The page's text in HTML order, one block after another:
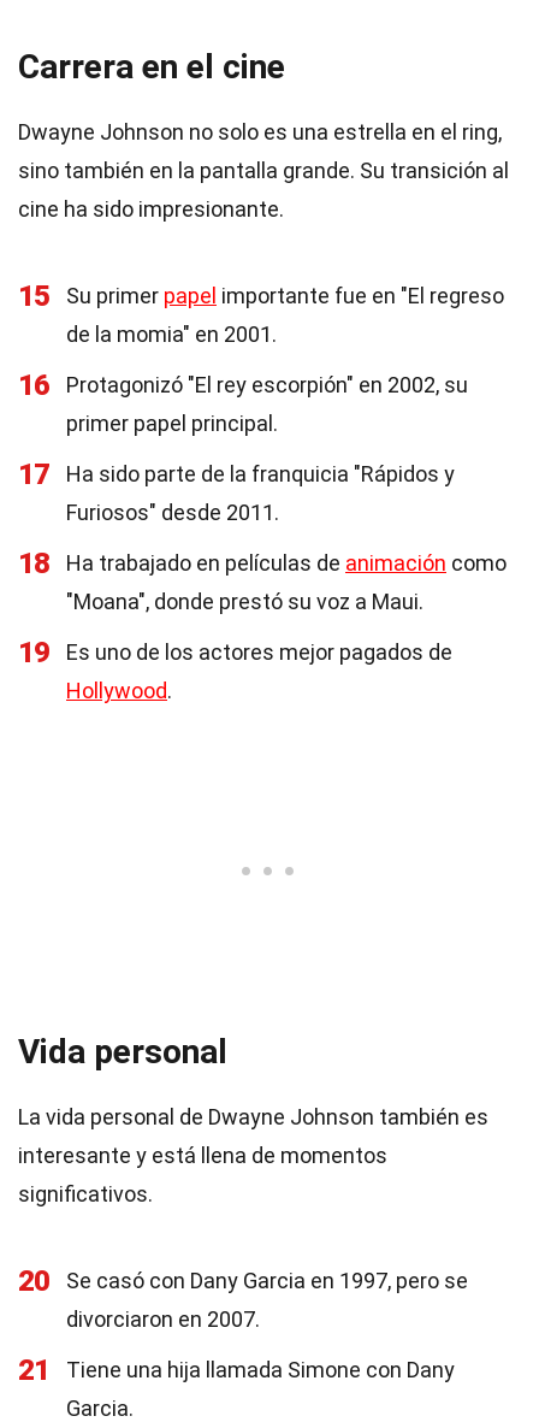
Carrera en el cine
Dwayne Johnson no solo es una estrella en el ring,
sino también en la pantalla grande. Su transición al
cine ha sido impresionante.
15 Su primer papel importante fue en "El regreso
de la momia" en 2001.
16
Protagonizó "El rey escorpión" en 2002, su
primer papel principal.
17
Ha sido parte de la franquicia "Rápidos y
Furiosos" desde 2011.
18 Ha trabajado en películas de animación como
"Moana", donde prestó su voz a Maui.
19
Es uno de los actores mejor pagados de
Hollywood.
Vida personal
La vida personal de Dwayne Johnson también es
interesante y está llena de momentos
significativos.
20
Se casó con Dany Garcia en 1997, pero se
divorciaron en 2007.
21
Tiene una hija llamada Simone con Dany
Garcia.